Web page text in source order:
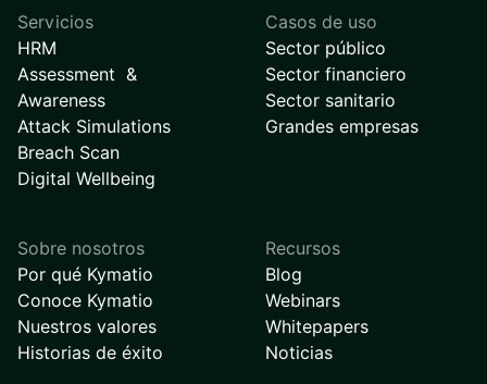
Servicios
HRM
Assessment &
Awareness
Attack Simulations
Breach Scan
Digital Wellbeing
Casos de uso
Sector público
Sector financiero
Sector sanitario
Grandes empresas
Sobre nosotros
Por qué Kymatio
Conoce Kymatio
Nuestros valores
Historias de éxito
Recursos
Blog
Webinars
Whitepapers
Noticias